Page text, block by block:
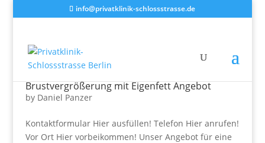
info@privatklinik-schlossstrasse.de
Brustvergrößerung mit Eigenfett Angebot
by Daniel Panzer
Kontaktformular Hier ausfüllen! Telefon Hier anrufen!
Vor Ort Hier vorbeikommen! Unser Angebot für eine